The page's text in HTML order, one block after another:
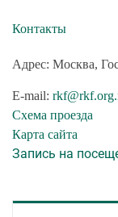
Контакты
Адрес: Москва,
E-mail:
Схема проезда
Карта сайта
Запись на